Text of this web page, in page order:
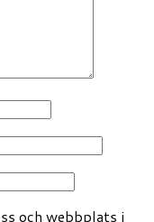
och webbplats i